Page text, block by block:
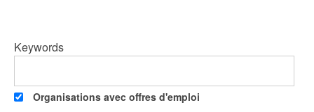
Keywords
Organisations avec offres d'emploi